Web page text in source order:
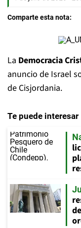
Comparte esta nota:
La Democracia
anuncio de Israel
de Cisjordania.
Te puede interesar